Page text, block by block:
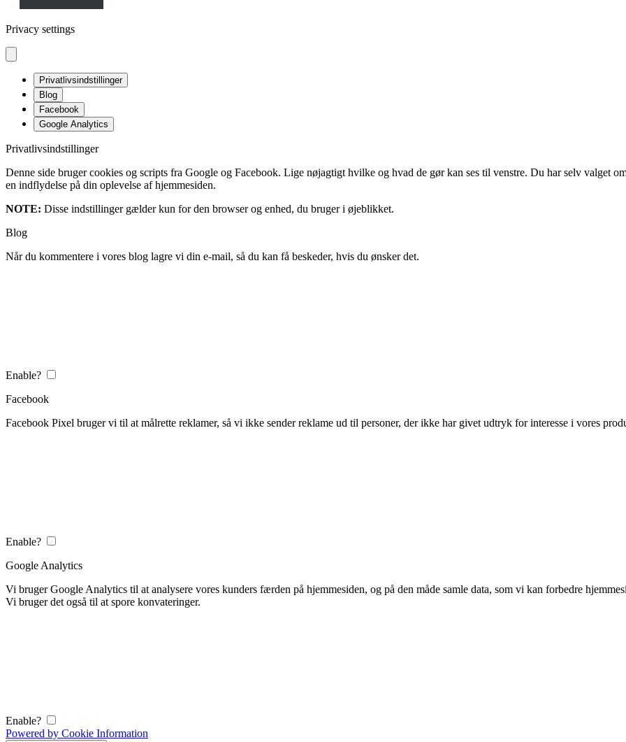
Privacy settings
Privatlivsindstillinger
Blog
Facebook
Google Analytics
Privatlivsindstillinger
Denne side bruger cookies og scripts fra Google og Facebook. Lige nøjagtigt hvilke og hvad de gør kan ses til venstre. Du har selv valget
en indflydelse på din oplevelse af hjemmesiden.
NOTE: Disse indstillinger gælder kun for den browser og enhed, du bruger i øjeblikket.
Blog
Når du kommentere i vores blog lagre vi din e-mail, så du kan få beskeder, hvis du ønsker det.
Enable?
Facebook
Facebook Pixel bruger vi til at målrette reklamer, så vi ikke sender reklame ud til personer, der ikke har givet udtryk for interesse i vores
Enable?
Google Analytics
Vi bruger Google Analytics til at analysere vores kunders færden på hjemmesiden, og på den måde samle data, som vi kan forbedre
Vi bruger det også til at spore konvateringer.
Enable?
Powered by Cookie Information